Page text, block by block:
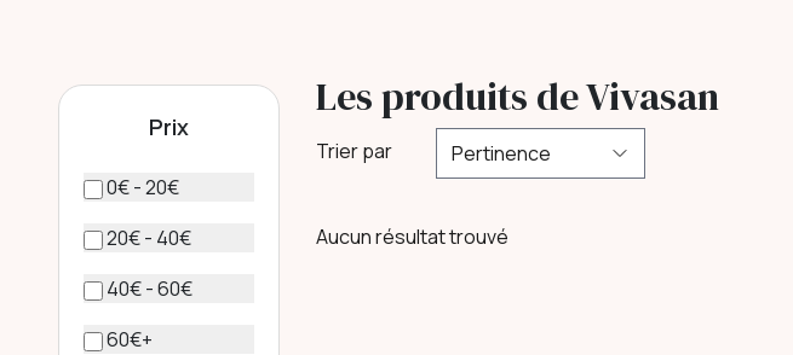
Prix
0€ - 20€
20€ - 40€
40€ - 60€
60€+
Les produits de Vivasan
Trier par
Aucun résultat trouvé